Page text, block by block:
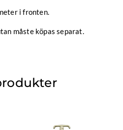
i fronten.
måste köpas separat.